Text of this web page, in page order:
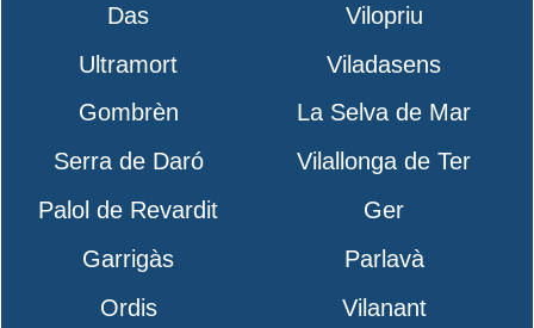
Das
Vilopriu
Ultramort
Viladasens
Gombrèn
La Selva de Mar
Serra de Daró
Vilallonga de Ter
Palol de Revardit
Ger
Garrigàs
Parlavà
Ordis
Vilanant